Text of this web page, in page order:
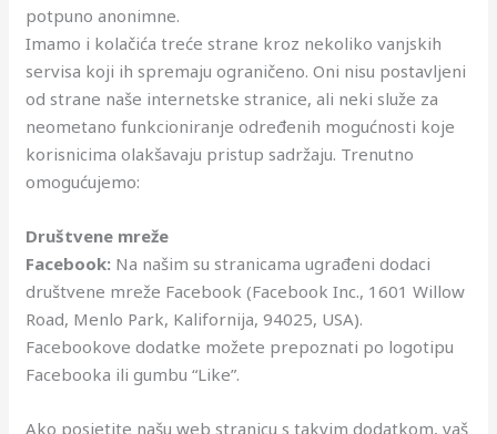
potpuno anonimne.
Imamo i kolačića treće strane kroz nekoliko vanjskih
servisa koji ih spremaju ograničeno. Oni nisu postavljeni
od strane naše internetske stranice, ali neki služe za
neometano funkcioniranje određenih mogućnosti koje
korisnicima olakšavaju pristup sadržaju. Trenutno
omogućujemo:
Društvene mreže
Facebook: Na našim su stranicama ugrađeni dodaci
društvene mreže Facebook (Facebook Inc., 1601 Willow
Road, Menlo Park, Kalifornija, 94025, USA).
Facebookove dodatke možete prepoznati po logotipu
Facebooka ili gumbu “Like”.
Ako posjetite našu web stranicu s takvim dodatkom, vaš